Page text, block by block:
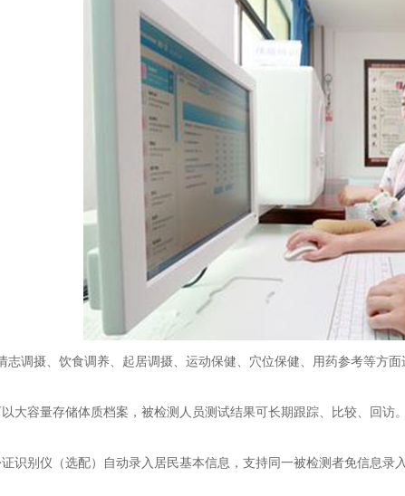
摄、饮食调养、起居调摄、运动保健、穴位保健、用药参考等方面
容量存储体质档案，被检测人员测试结果可长期跟踪、比较、回访。
别仪（选配）自动录入居民基本信息，支持同一被检测者免信息录